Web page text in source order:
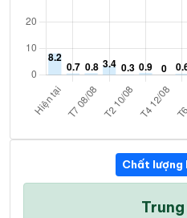
Chất lượng